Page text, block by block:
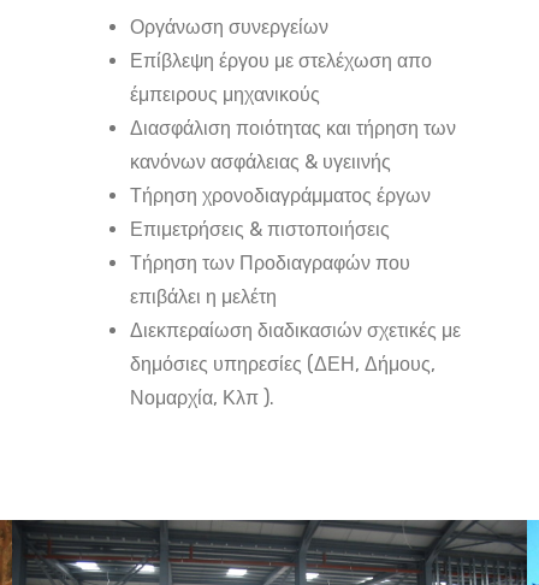
Οργάνωση συνεργείων
Επίβλεψη έργου με στελέχωση απο
έμπειρους μηχανικούς
Διασφάλιση ποιότητας και τήρηση των
κανόνων ασφάλειας & υγειινής
Τήρηση χρονοδιαγράμματος έργων
Επιμετρήσεις & πιστοποιήσεις
Τήρηση των Προδιαγραφών που
επιβάλει η μελέτη
Διεκπεραίωση διαδικασιών σχετικές με
δημόσιες υπηρεσίες (ΔΕΗ, Δήμους,
Νομαρχία, Κλπ ).